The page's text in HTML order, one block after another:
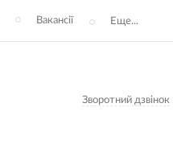
Вакансії Еще...
Зворотний дзвінок